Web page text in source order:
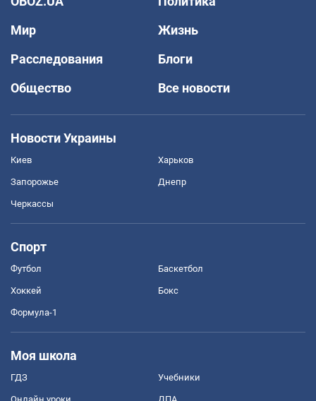
Мир
Жизнь
Расследования
Блоги
Общество
Все новости
Новости Украины
Киев Харьков
Запорожье Днепр
Черкассы
Спорт
Футбол Баскетбол
Хоккей Бокс
Формула-1
Моя школа
ГДЗ Учебники